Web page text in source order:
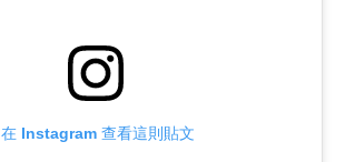
在 Instagram 查看這則貼文